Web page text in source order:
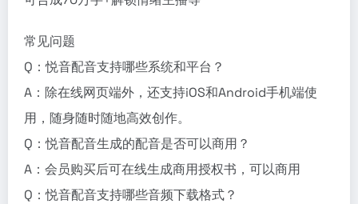
常见问题
Q：悦音配音支持哪些系统和平台？
A：除在线网页端外，还支持iOS和Android手机端使
用，随身随时随地高效创作。
Q：悦音配音生成的配音是否可以商用？
A：会员购买后可在线生成商用授权书，可以商用
Q：悦音配音支持哪些音频下载格式？